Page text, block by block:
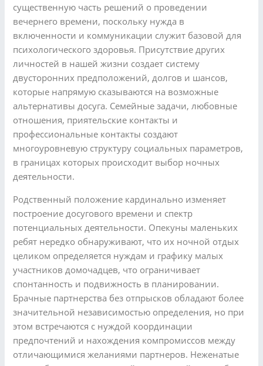
существенную часть решений о проведении
вечернего времени, поскольку нужда в
включенности и коммуникации служит базовой для
психологического здоровья. Присутствие других
личностей в нашей жизни создает систему
двусторонних предположений, долгов и шансов,
которые напрямую сказываются на возможные
альтернативы досуга. Семейные задачи, любовные
отношения, приятельские контакты и
профессиональные контакты создают
многоуровневую структуру социальных параметров,
в границах которых происходит выбор ночных
деятельности.
Родственный положение кардинально изменяет
построение досугового времени и спектр
потенциальных деятельности. Опекуны маленьких
ребят нередко обнаруживают, что их ночной отдых
целиком определяется нуждам и графику малых
участников домочадцев, что ограничивает
спонтанность и подвижность в планировании.
Брачные партнерства без отпрысков обладают более
значительной независимостью определения, но при
этом встречаются с нуждой координации
предпочтений и нахождения компромиссов между
отличающимися желаниями партнеров. Неженатые